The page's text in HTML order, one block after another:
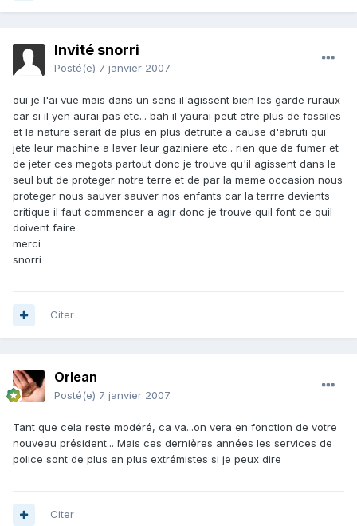
Invité snorri
Posté(e) 7 janvier 2007
oui je l'ai vue mais dans un sens il agissent bien les garde ruraux
car si il yen aurai pas etc... bah il yaurai peut etre plus de fossiles
et la nature serait de plus en plus detruite a cause d'abruti qui
jete leur machine a laver leur gaziniere etc.. rien que de fumer et
de jeter ces megots partout donc je trouve qu'il agissent dans le
seul but de proteger notre terre et de par la meme occasion nous
proteger nous sauver sauver nos enfants car la terrre devients
critique il faut commencer a agir donc je trouve quil font ce quil
doivent faire
merci
snorri
Citer
Orlean
Posté(e) 7 janvier 2007
Tant que cela reste modéré, ca va...on vera en fonction de votre
nouveau président... Mais ces dernières années les services de
police sont de plus en plus extrémistes si je peux dire
Citer